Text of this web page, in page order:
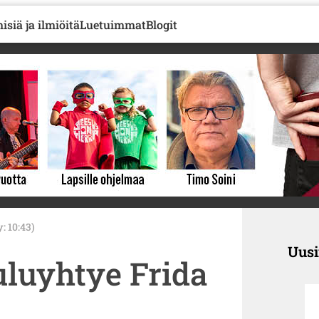
ja ilmiöitäLuetuimmatBlogit
10:43)
Frida